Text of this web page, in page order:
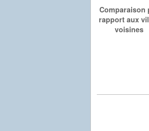
Comparaison
rapport aux
voisines